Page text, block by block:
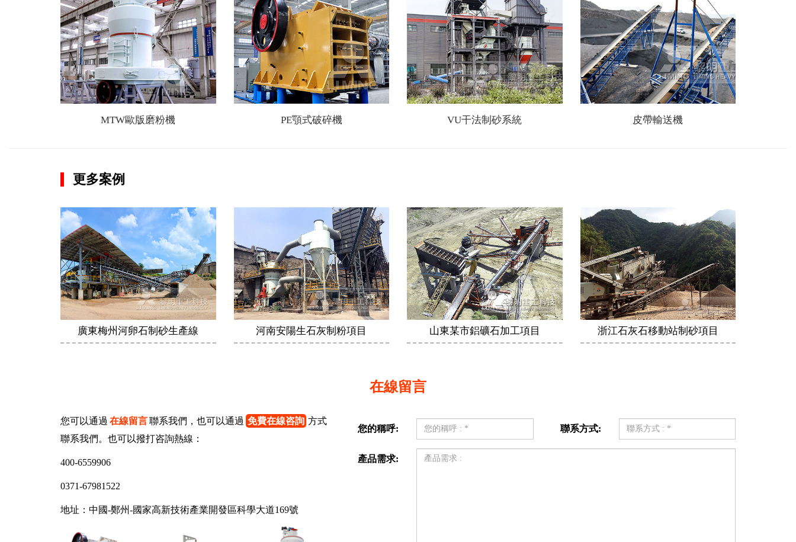
MTW歐版磨粉機 PE顎式破碎機 VU干法制砂系統 皮帶輸送機
更多案例
廣東梅州河卵石制砂生產線 河南安陽生石灰制粉項目 山東某市鋁礦石加工項目 浙江石灰石移動站制砂項目
在線留言
您可以通過 在線留言聯系我們，也可以通過 免費在線咨詢 方式
聯系我們。也可以撥打咨詢熱線：
400-6559906
0371-67981522
地址：中國-鄭州-國家高新技術產業開發區科學大道169號
您的稱呼: 聯系方式:
產品需求: